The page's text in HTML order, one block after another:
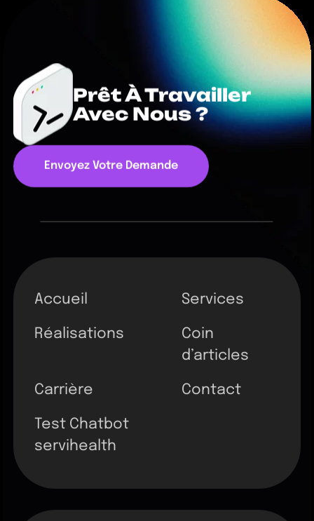
Prêt À Travailler
Avec Nous ?
Envoyez Votre Demande
Accueil Services
Réalisations
Coin
d’articles
Carrière Contact
Test Chatbot
servihealth